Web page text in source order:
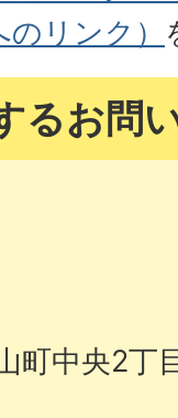
リンク）
るお問
町中央2丁